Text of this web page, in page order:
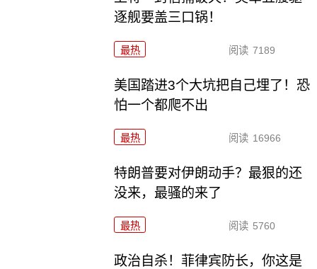
逐舰要盖三口锅！
最热 阅读 7189
美国踏进3个大坑把自己埋了！恐
怕一个都爬不出
最热 阅读 16966
特朗普要对伊朗动手？最狠的还
没来，最骚的来了
最热 阅读 5760
政治自杀！菲律宾防长，你这是